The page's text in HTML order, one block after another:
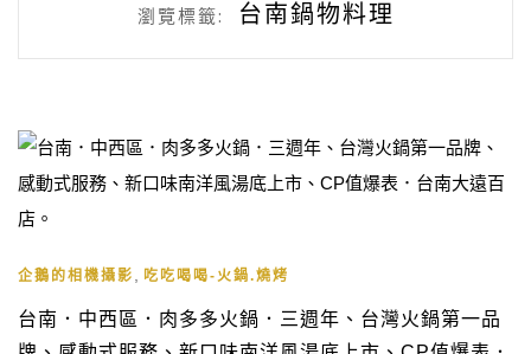
瀏覽標籤: 台南鍋物料理
企鵝的相機攝影 吃吃喝喝-火鍋.燒烤
台南．中西區．肉多多火鍋．三週年、台灣火鍋第一品